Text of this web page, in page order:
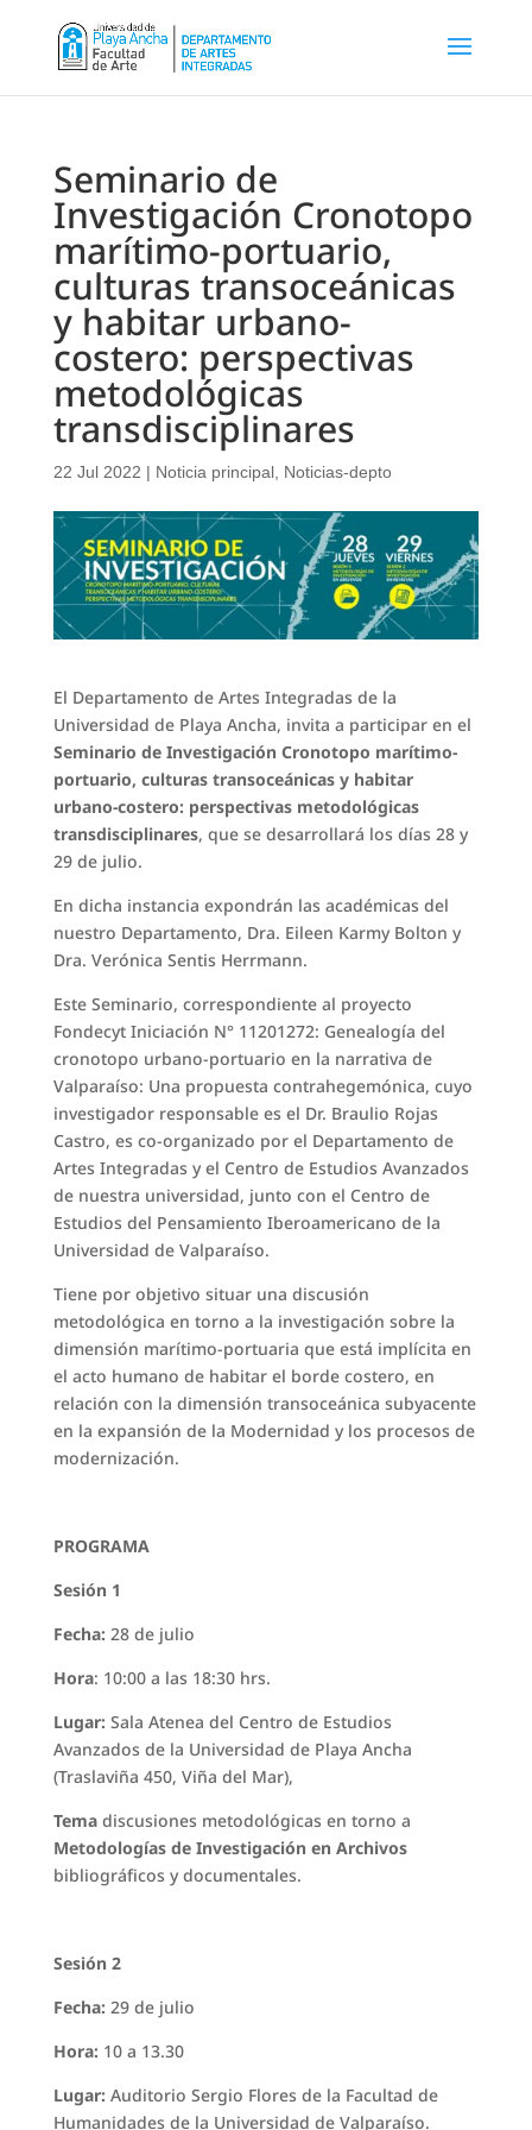
Seminario de
Investigación Cronotopo
marítimo-portuario,
culturas transoceánicas
y habitar urbano-
costero: perspectivas
metodológicas
transdisciplinares
22 Jul 2022 | Noticia principal, Noticias-depto
El Departamento de Artes Integradas de la
Universidad de Playa Ancha, invita a participar en el
Seminario de Investigación Cronotopo marítimo-
portuario, culturas transoceánicas y habitar
urbano-costero: perspectivas metodológicas
transdisciplinares, que se desarrollará los días 28 y
29 de julio.
En dicha instancia expondrán las académicas del
nuestro Departamento, Dra. Eileen Karmy Bolton y
Dra. Verónica Sentis Herrmann.
Este Seminario, correspondiente al proyecto
Fondecyt Iniciación N° 11201272: Genealogía del
cronotopo urbano-portuario en la narrativa de
Valparaíso: Una propuesta contrahegemónica, cuyo
investigador responsable es el Dr. Braulio Rojas
Castro, es co-organizado por el Departamento de
Artes Integradas y el Centro de Estudios Avanzados
de nuestra universidad, junto con el Centro de
Estudios del Pensamiento Iberoamericano de la
Universidad de Valparaíso.
Tiene por objetivo situar una discusión
metodológica en torno a la investigación sobre la
dimensión marítimo-portuaria que está implícita en
el acto humano de habitar el borde costero, en
relación con la dimensión transoceánica subyacente
en la expansión de la Modernidad y los procesos de
modernización.
PROGRAMA
Sesión 1
Fecha: 28 de julio
Hora: 10:00 a las 18:30 hrs.
Lugar: Sala Atenea del Centro de Estudios
Avanzados de la Universidad de Playa Ancha
(Traslaviña 450, Viña del Mar),
Temadiscusiones metodológicas en torno a
Metodologías de Investigación en Archivos
bibliográficos y documentales.
Sesión 2
Fecha: 29 de julio
Hora: 10 a 13.30
Lugar: Auditorio Sergio Flores de la Facultad de
Humanidades de la Universidad de Valparaíso.